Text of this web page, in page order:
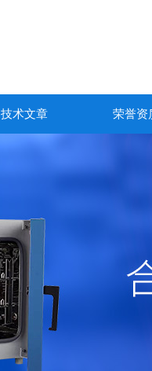
技术文章 荣誉资